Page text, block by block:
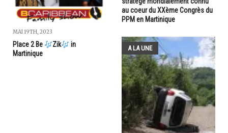
MAI 19TH, 2023
Place 2 Be Zik
in
Martinique
au coeur du XXème Congrès du
PPM en Martinique
A LA UNE